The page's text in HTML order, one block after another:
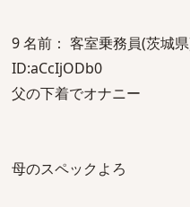
9 名前： 客室乗務員(茨城
ID:aCcIjODb0
父の下着でオナニー
母のスペックよろ